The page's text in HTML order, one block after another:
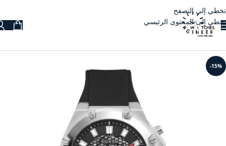
تخطي إلى التصفح
تخطي إلى المحتوى الرئيسي
-15%